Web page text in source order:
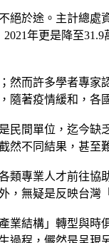
於途。主計總處
年更是降至
而許多學者專
著疫情緩和，各
間單位，迄今
不同結果，甚至
專業人才前往
，無疑是反映台灣
業結構」轉型與
過程，儼然是呈現